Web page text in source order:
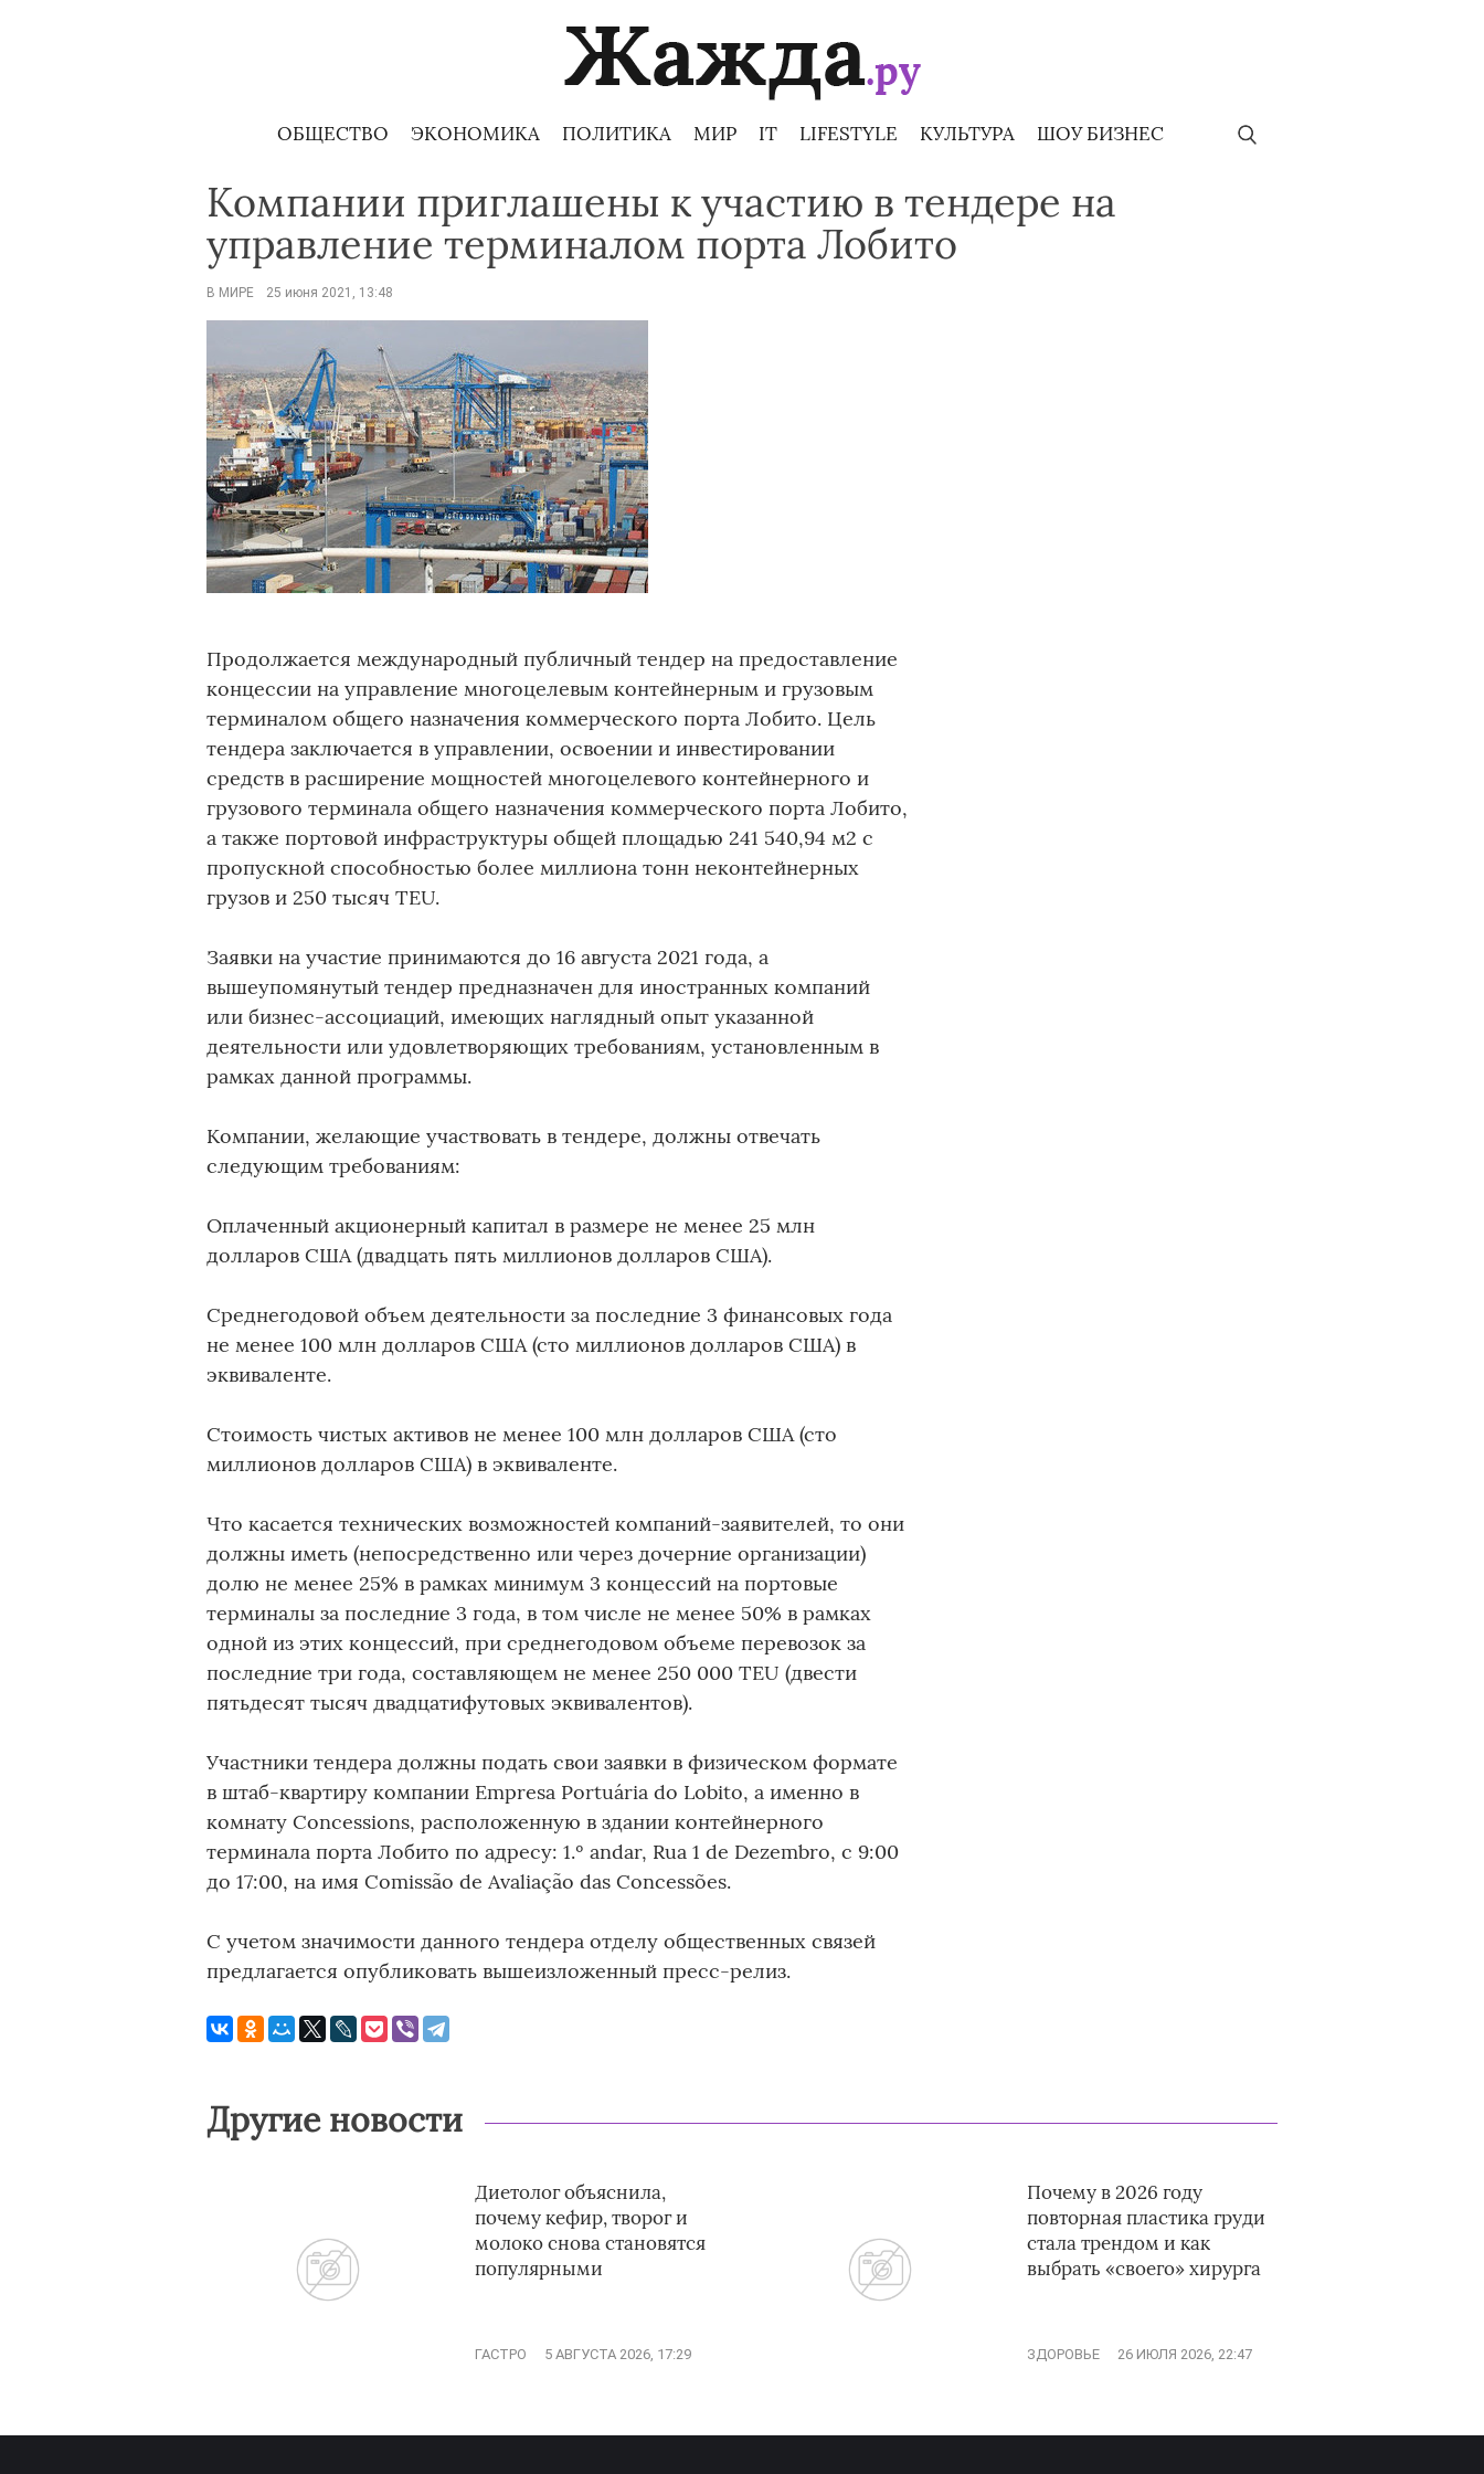
ОБЩЕСТВО ЭКОНОМИКА ПОЛИТИКА МИР IT LIFESTYLE КУЛЬТУРА ШОУ БИЗНЕС
Компании приглашены к участию в тендере на
управление терминалом порта Лобито
В МИРЕ 25 июня 2021, 13:48
Продолжается международный публичный тендер на предоставление
концессии на управление многоцелевым контейнерным и грузовым
терминалом общего назначения коммерческого порта Лобито. Цель
тендера заключается в управлении, освоении и инвестировании
средств в расширение мощностей многоцелевого контейнерного и
грузового терминала общего назначения коммерческого порта Лобито,
а также портовой инфраструктуры общей площадью 241 540,94 м2 с
пропускной способностью более миллиона тонн неконтейнерных
грузов и 250 тысяч TEU.
Заявки на участие принимаются до 16 августа 2021 года, а
вышеупомянутый тендер предназначен для иностранных компаний
или бизнес-ассоциаций, имеющих наглядный опыт указанной
деятельности или удовлетворяющих требованиям, установленным в
рамках данной программы.
Компании, желающие участвовать в тендере, должны отвечать
следующим требованиям:
Оплаченный акционерный капитал в размере не менее 25 млн
долларов США (двадцать пять миллионов долларов США).
Среднегодовой объем деятельности за последние 3 финансовых года
не менее 100 млн долларов США (сто миллионов долларов США) в
эквиваленте.
Стоимость чистых активов не менее 100 млн долларов США (сто
миллионов долларов США) в эквиваленте.
Что касается технических возможностей компаний-заявителей, то они
должны иметь (непосредственно или через дочерние организации)
долю не менее 25% в рамках минимум 3 концессий на портовые
терминалы за последние 3 года, в том числе не менее 50% в рамках
одной из этих концессий, при среднегодовом объеме перевозок за
последние три года, составляющем не менее 250 000 TEU (двести
пятьдесят тысяч двадцатифутовых эквивалентов).
Участники тендера должны подать свои заявки в физическом формате
в штаб-квартиру компании Empresa Portuária do Lobito, а именно в
комнату Concessions, расположенную в здании контейнерного
терминала порта Лобито по адресу: 1.º andar, Rua 1 de Dezembro, с 9:00
до 17:00, на имя Comissão de Avaliação das Concessões.
С учетом значимости данного тендера отделу общественных связей
предлагается опубликовать вышеизложенный пресс-релиз.
Другие новости
Диетолог объяснила,
почему кефир, творог и
молоко снова становятся
популярными
ГАСТРО 5 АВГУСТА 2026, 17:29
Почему в 2026 году
повторная пластика груди
стала трендом и как
выбрать «своего» хирурга
ЗДОРОВЬЕ 26 ИЮЛЯ 2026, 22:47